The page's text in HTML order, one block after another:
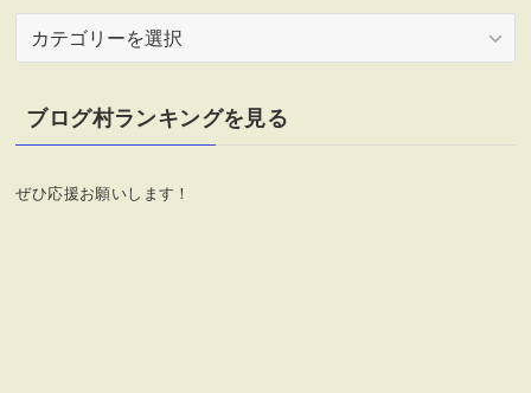
リ
ー
ブログ村ランキングを見る
ぜひ応援お願いします！